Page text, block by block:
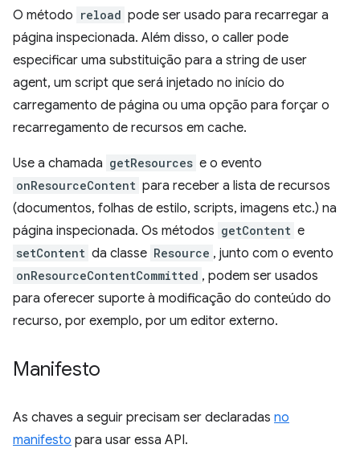
O método reload pode ser usado para recarregar a
página inspecionada. Além disso, o caller pode
especificar uma substituição para a string de user
agent, um script que será injetado no início do
carregamento de página ou uma opção para forçar o
recarregamento de recursos em cache.
Use a chamada getResources e o evento
onResourceContent para receber a lista de recursos
(documentos, folhas de estilo, scripts, imagens etc.) na
página inspecionada. Os métodos getContent e
setContent da classe Resource , junto com o evento
onResourceContentCommitted , podem ser usados
para oferecer suporte à modificação do conteúdo do
recurso, por exemplo, por um editor externo.
Manifesto
As chaves a seguir precisam ser declaradas no
manifesto para usar essa API.